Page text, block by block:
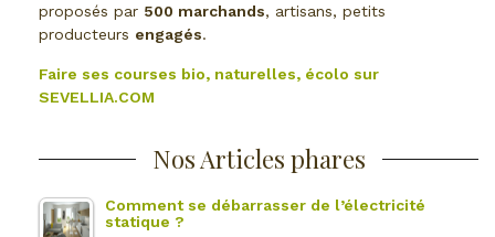
proposés par 500 marchands, artisans, petits
producteurs engagés.
Faire ses courses bio, naturelles, écolo sur
SEVELLIA.COM
Nos Articles phares
Comment se débarrasser de l’électricité
statique ?